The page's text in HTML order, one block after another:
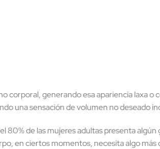
corporal, generando esa apariencia laxa o
una sensación de volumen no deseado
80% de las mujeres adultas presenta
en ciertos momentos, necesita algo más